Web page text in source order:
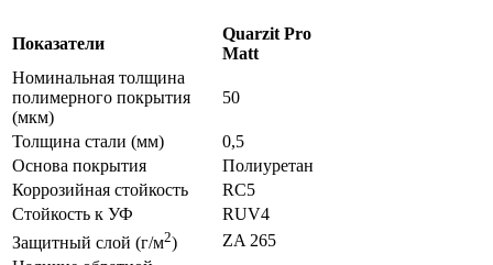
Показатели
Quarzit Pro
Matt
Номинальная толщина
полимерного покрытия
(мкм)
50
Толщина стали (мм)
0,5
Основа покрытия
Полиуретан
Коррозийная стойкость
RC5
Стойкость к УФ
RUV4
Защитный слой (г/м2)
ZA 265